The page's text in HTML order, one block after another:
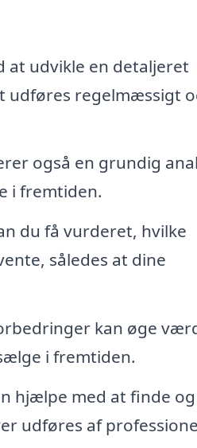
at udvikle en detaljeret
udføres regelmæssigt
også en grundig
i fremtiden.
du få vurderet, hvilke
således at dine
kan øge
i fremtiden.
hjælpe med at finde og
udføres af